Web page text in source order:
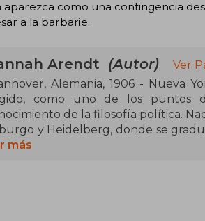
como una contingencia
a la barbarie.
Arendt (Autor)
Ver
Alemania, 1906 - Nueva York, Estados Unidos, 1975) Arendt se ha
como uno de los puntos
de la filosofía política.
y Heidelberg, donde se
el poder, emigró a París.
más